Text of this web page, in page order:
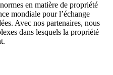
en matière de propriété
mondiale pour l’échange
Avec nos partenaires, nous
dans lesquels la propriété